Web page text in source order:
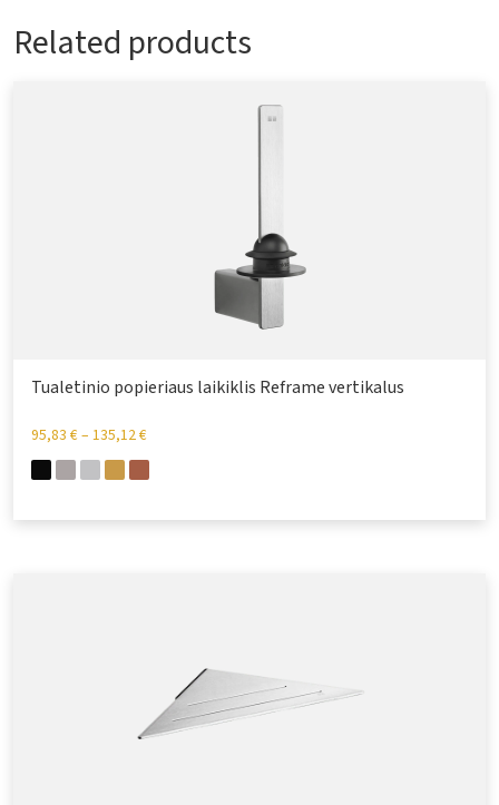
Related products
Tualetinio popieriaus laikiklis Reframe vertikalus
95,83 €– 135,12€